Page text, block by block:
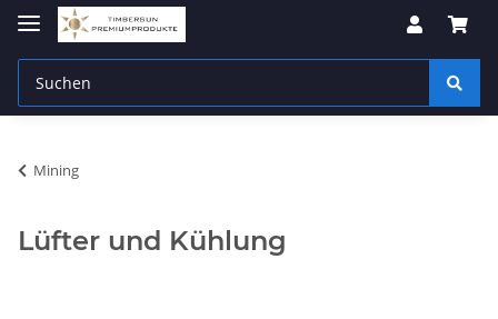
Mining
Lüfter und Kühlung